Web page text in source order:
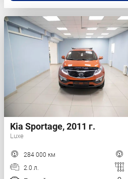
Kia Sportage, 2011 г.
Luxe
284 000 км
2.0 л.